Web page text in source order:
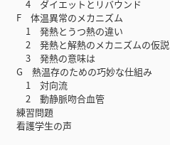
4 ダイエットとリバウンド
F 体温異常のメカニズム
1 発熱とうつ熱の違い
2 発熱と解熱のメカニズムの仮説
3 発熱の意味は
G 熱温存のための巧妙な仕組み
1 対向流
2 動静脈吻合血管
練習問題
看護学生の声